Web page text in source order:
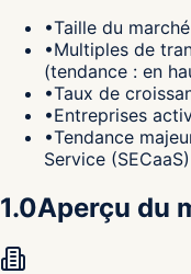
•Taille du
•Multiples de
(tendance : en
•Taux de
•Entreprises
•Tendance
Service (SECaaS)
1.0Aperçu du